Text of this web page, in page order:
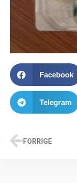
Facebook
Telegram
FORRIGE